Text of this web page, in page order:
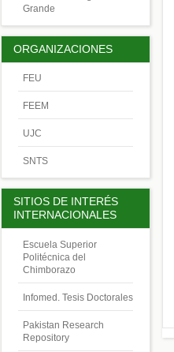
Grande
ORGANIZACIONES
FEU
FEEM
UJC
SNTS
SITIOS DE INTERÉS
INTERNACIONALES
Escuela Superior
Politécnica del
Chimborazo
Infomed. Tesis Doctorales
Pakistan Research
Repository